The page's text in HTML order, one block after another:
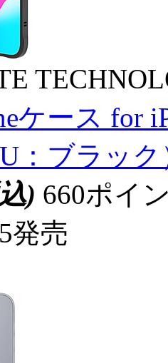
ケース for
：ブラッ
) 660ポイ
発売